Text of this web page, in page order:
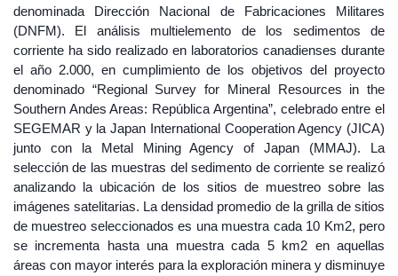
denominada Dirección Nacional de Fabricaciones Militares
(DNFM). El análisis multielemento de los sedimentos de
corriente ha sido realizado en laboratorios canadienses durante
el año 2.000, en cumplimiento de los objetivos del proyecto
denominado “Regional Survey for Mineral Resources in the
Southern Andes Areas: República Argentina”, celebrado entre el
SEGEMAR y la Japan International Cooperation Agency (JICA)
junto con la Metal Mining Agency of Japan (MMAJ). La
selección de las muestras del sedimento de corriente se realizó
analizando la ubicación de los sitios de muestreo sobre las
imágenes satelitarias. La densidad promedio de la grilla de sitios
de muestreo seleccionados es una muestra cada 10 Km2, pero
se incrementa hasta una muestra cada 5 km2 en aquellas
áreas con mayor interés para la exploración minera y disminuye